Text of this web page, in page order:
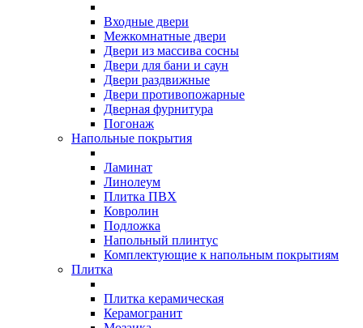
Входные двери
Межкомнатные двери
Двери из массива сосны
Двери для бани и саун
Двери раздвижные
Двери противопожарные
Дверная фурнитура
Погонаж
Напольные покрытия
Ламинат
Линолеум
Плитка ПВХ
Ковролин
Подложка
Напольный плинтус
Комплектующие к напольным покрытиям
Плитка
Плитка керамическая
Керамогранит